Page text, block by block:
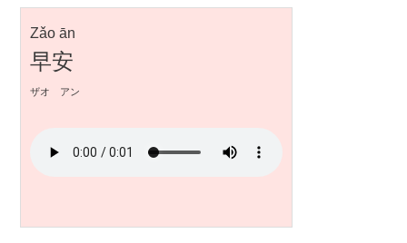
Zǎo ān
早安
ザオ アン